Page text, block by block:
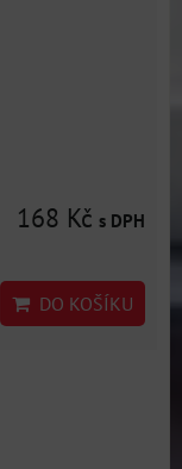
168 Kč s DPH
DO KOŠÍKU